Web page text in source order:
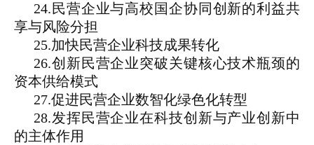
24.民营企业与高校国企协同创新的利益共
享与风险分担
25.加快民营企业科技成果转化
26.创新民营企业突破关键核心技术瓶颈的
资本供给模式
27.促进民营企业数智化绿色化转型
28.发挥民营企业在科技创新与产业创新中
的主体作用